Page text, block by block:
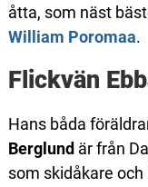
åtta, som näst
William Poromaa.
Flickvän
Hans båda
Berglund är från
som skidåkare